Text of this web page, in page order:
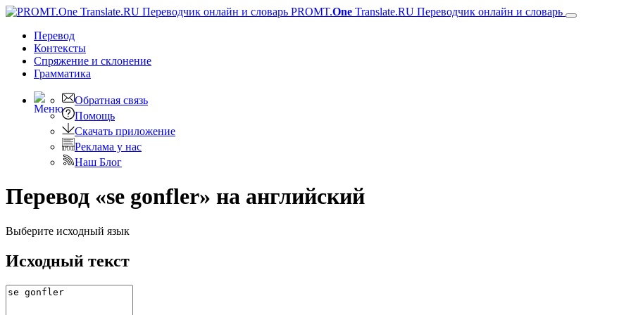
PROMT.One Translate.RU Переводчик онлайн и словарь
Перевод
Контексты
Спряжение и склонение
Грамматика
Обратная связь
Помощь
Скачать приложение
Реклама у нас
Наш Блог
Перевод «se gonfler» на английский
Выберите исходный язык
Исходный текст